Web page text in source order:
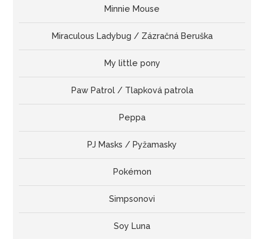
Minnie Mouse
Miraculous Ladybug / Zázračná Beruška
My little pony
Paw Patrol / Tlapková patrola
Peppa
PJ Masks / Pyžamasky
Pokémon
Simpsonovi
Soy Luna